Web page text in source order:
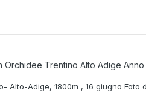
Orchidee Trentino Alto Adige Anno
Alto-Adige, 1800m , 16 giugno Foto